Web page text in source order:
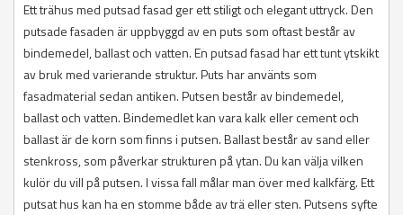
Ett trähus med putsad fasad ger ett stiligt och elegant uttryck. Den
putsade fasaden är uppbyggd av en puts som oftast består av
bindemedel, ballast och vatten. En putsad fasad har ett tunt ytskikt
av bruk med varierande struktur. Puts har använts som
fasadmaterial sedan antiken. Putsen består av bindemedel,
ballast och vatten. Bindemedlet kan vara kalk eller cement och
ballast är de korn som finns i putsen. Ballast består av sand eller
stenkross, som påverkar strukturen på ytan. Du kan välja vilken
kulör du vill på putsen. I vissa fall målar man över med kalkfärg. Ett
putsat hus kan ha en stomme både av trä eller sten. Putsens syfte